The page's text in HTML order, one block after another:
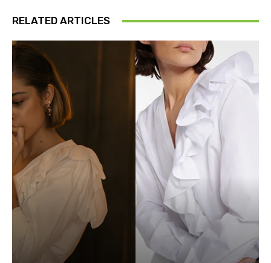
RELATED ARTICLES